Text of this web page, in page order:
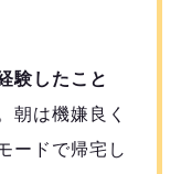
験したこと
朝は機嫌良く
ードで帰宅し